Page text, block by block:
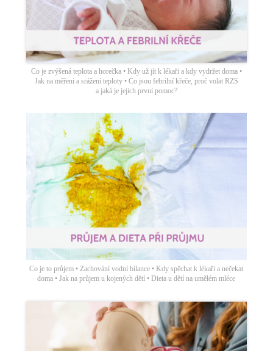
Co je zvýšená teplota a horečka • Kdy už jít k lékaři a kdy vydržet doma •
Jak na měření a srážení teploty • Co jsou febrilní křeče, proč volat RZS
a jaká je jejich první pomoc?
Co je to průjem • Zachování vodní bilance • Kdy spěchat k lékaři a nečekat
doma • Jak na průjem u kojených dětí • Dieta u dětí na umělém mléce